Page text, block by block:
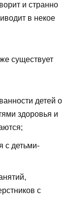
и странно
в некое
существует
детей о
здоровья и
с детьми-
с